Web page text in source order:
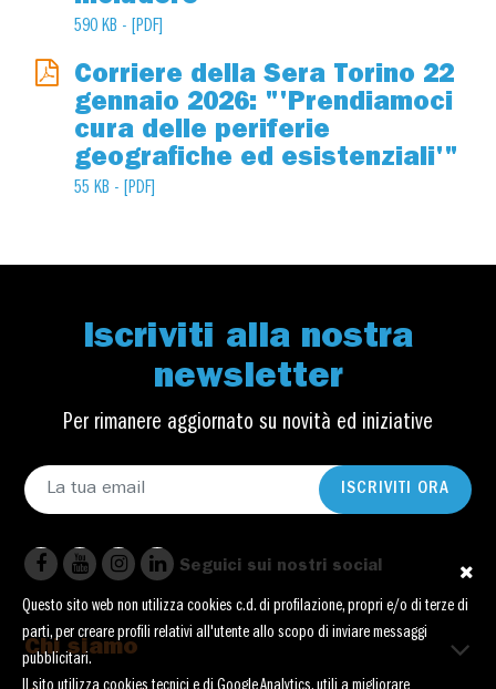
590 KB - [PDF]
Corriere della Sera Torino 22
gennaio 2026: "'Prendiamoci
cura delle periferie
geografiche ed esistenziali'"
55 KB - [PDF]
Iscriviti alla nostra
newsletter
Per rimanere aggiornato su novità ed iniziative
ISCRIVITI ORA
Seguici sui nostri social
Chi siamo
Questo sito web non utilizza cookies c.d. di profilazione, propri e/o di terze di
parti, per creare profili relativi all'utente allo scopo di inviare messaggi
pubblicitari.